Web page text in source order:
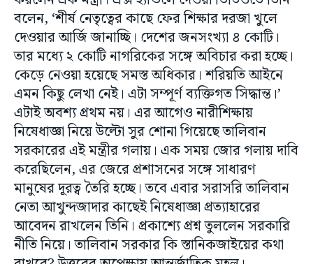
বলেন, ‘শীর্ষ নেতৃত্বের কাছে ফের শিক্ষার দরজা খুলে
দেওয়ার আর্জি জানাচ্ছি। দেশের জনসংখ্যা ৪ কোটি।
তার মধ্যে ২ কোটি নাগরিকের সঙ্গে অবিচার করা হচ্ছে।
কেড়ে নেওয়া হয়েছে সমস্ত অধিকার। শরিয়তি আইনে
এমন কিছু লেখা নেই। এটা সম্পূর্ণ ব্যক্তিগত সিদ্ধান্ত।’
এটাই অবশ্য প্রথম নয়। এর আগেও নারীশিক্ষায়
নিষেধাজ্ঞা নিয়ে উল্টো সুর শোনা গিয়েছে তালিবান
সরকারের এই মন্ত্রীর গলায়। এক সময় জোর গলায় দাবি
করেছিলেন, এর জেরে প্রশাসনের সঙ্গে সাধারণ
মানুষের দূরত্ব তৈরি হচ্ছে। তবে এবার সরাসরি তালিবান
নেতা আখুন্দজাদার কাছেই নিষেধাজ্ঞা প্রত্যাহারের
আবেদন রাখলেন তিনি। প্রকাশ্যে প্রশ্ন তুললেন সরকারি
নীতি নিয়ে। তালিবান সরকার কি স্তানিকজাইয়ের কথা